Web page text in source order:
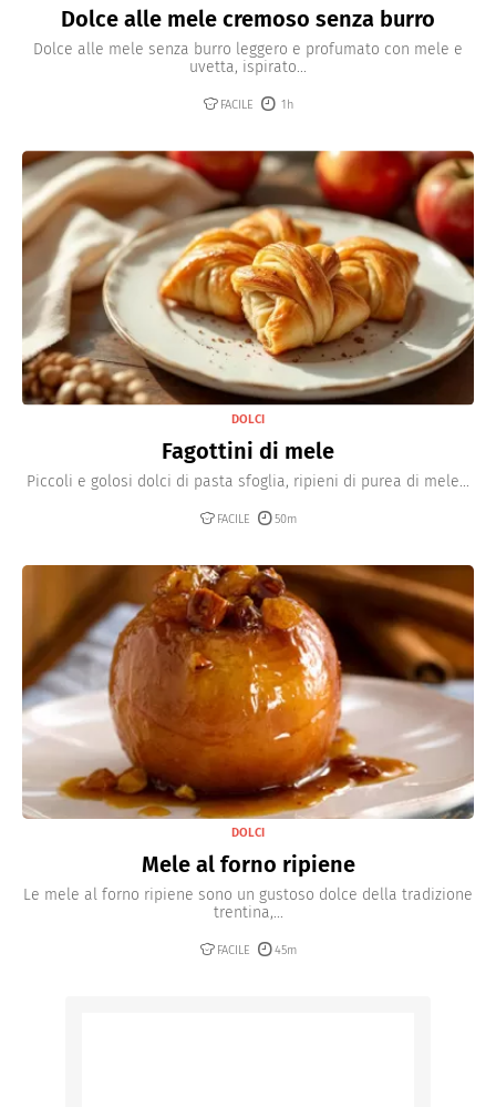
Dolce alle mele cremoso senza burro
Dolce alle mele senza burro leggero e profumato con mele e
uvetta, ispirato...
FACILE 1h
DOLCI
Fagottini di mele
Piccoli e golosi dolci di pasta sfoglia, ripieni di purea di mele...
FACILE 50m
DOLCI
Mele al forno ripiene
Le mele al forno ripiene sono un gustoso dolce della tradizione
trentina,...
FACILE 45m